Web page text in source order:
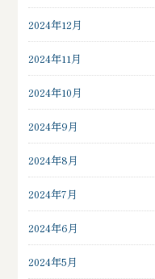
2024年12月
2024年11月
2024年10月
2024年9月
2024年8月
2024年7月
2024年6月
2024年5月